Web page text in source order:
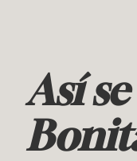
Así